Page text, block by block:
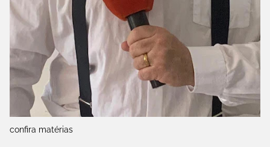
confira matérias